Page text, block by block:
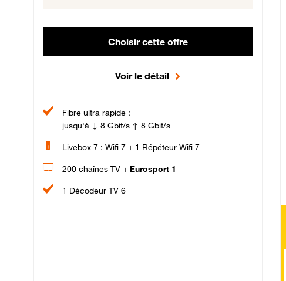
Choisir cette offre
Voir le détail
Fibre ultra rapide :
jusqu'à ↓ 8 Gbit/s ↑ 8 Gbit/s
Livebox 7 : Wifi 7 + 1 Répéteur Wifi 7
200 chaînes TV + Eurosport 1
1 Décodeur TV 6